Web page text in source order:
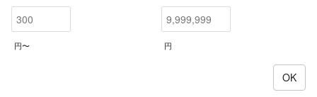
円〜 円